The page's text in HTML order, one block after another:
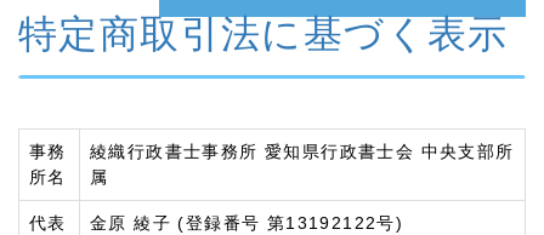
特定商取引法に基づく表示
事務
所名
綾織行政書士事務所 愛知県行政書士会 中央支部所
属
代表
金原 綾子 (登録番号 第13192122号)